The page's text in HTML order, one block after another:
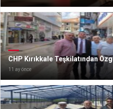
CHP Kırıkkale Teşkilatından
11 ay önce